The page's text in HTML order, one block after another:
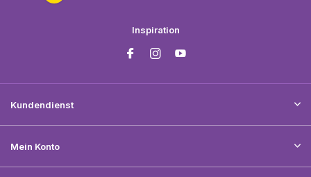
Inspiration
Kundendienst
Mein Konto